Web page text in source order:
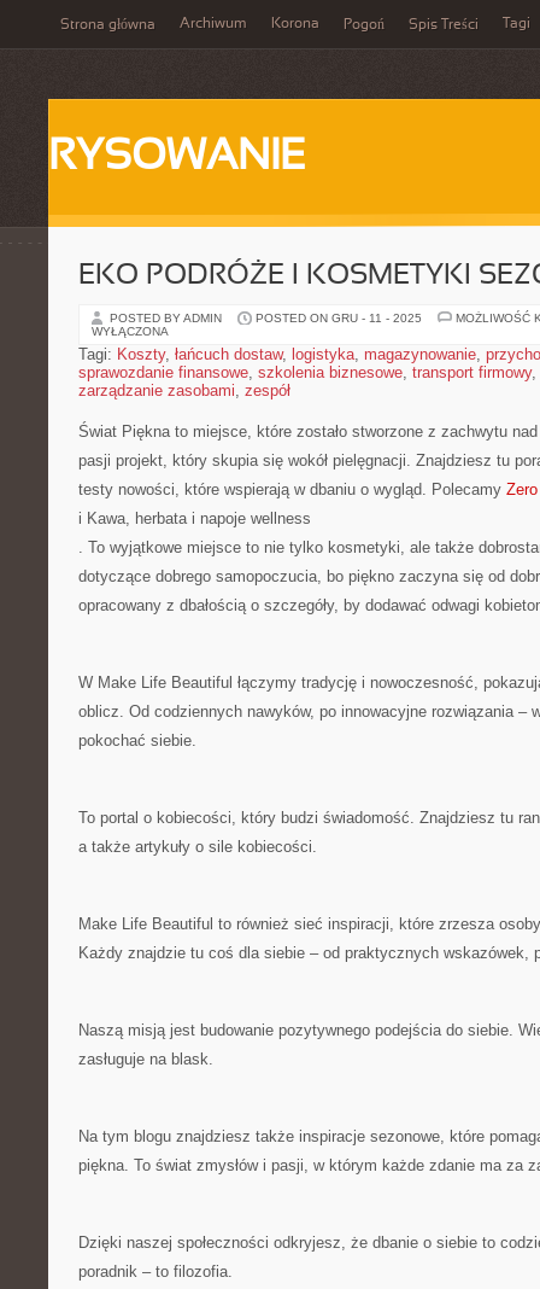
Strona główna Archiwum Korona Pogoń Spis Treści Tagi
RYSOWANIE
EKO PODRÓŻE I KOSMETYKI
POSTED BY ADMIN POSTED ON GRU - 11 - 2025
MOŻLIWOŚĆ
WYŁĄCZONA
Tagi: Koszty, łańcuch dostaw, logistyka, magazynowanie,
sprawozdanie finansowe, szkolenia biznesowe, transport firmowy,
zarządzanie zasobami, zespół
Świat Piękna to miejsce, które zostało stworzone z zachwytu nad
pasji projekt, który skupia się wokół pielęgnacji. Znajdziesz tu
testy nowości, które wspierają w dbaniu o wygląd. Polecamy
i Kawa, herbata i napoje wellness
. To wyjątkowe miejsce to nie tylko kosmetyki, ale także
dotyczące dobrego samopoczucia, bo piękno zaczyna się od
opracowany z dbałością o szczegóły, by dodawać odwagi
W Make Life Beautiful łączymy tradycję i nowoczesność,
oblicz. Od codziennych nawyków, po innowacyjne rozwiązania –
pokochać siebie.
To portal o kobiecości, który budzi świadomość. Znajdziesz tu
a także artykuły o sile kobiecości.
Make Life Beautiful to również sieć inspiracji, które zrzesza
Każdy znajdzie tu coś dla siebie – od praktycznych wskazówek,
Naszą misją jest budowanie pozytywnego podejścia do siebie.
zasługuje na blask.
Na tym blogu znajdziesz także inspiracje sezonowe, które
piękna. To świat zmysłów i pasji, w którym każde zdanie ma za
Dzięki naszej społeczności odkryjesz, że dbanie o siebie to
poradnik – to filozofia.